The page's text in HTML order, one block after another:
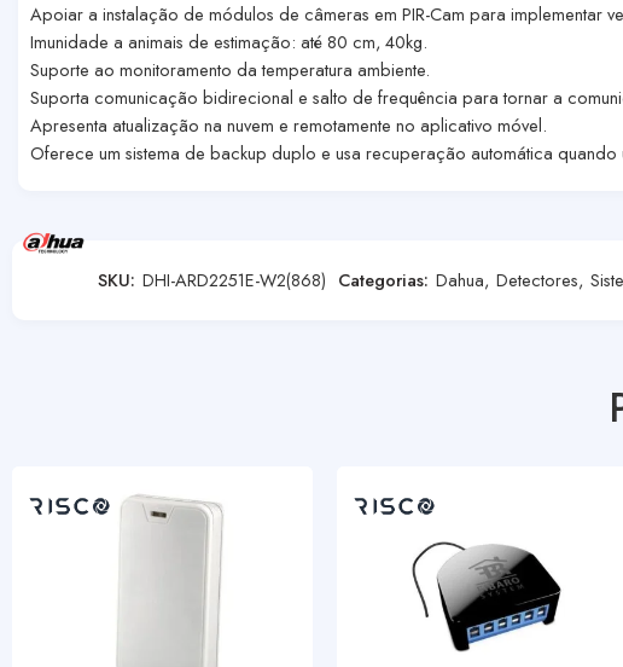
Apoiar a instalação de módulos de câmeras em PIR-Cam para implementar
Imunidade a animais de estimação: até 80 cm, 40kg.
Suporte ao monitoramento da temperatura ambiente.
Suporta comunicação bidirecional e salto de frequência para tornar a
Apresenta atualização na nuvem e remotamente no aplicativo móvel.
Oferece um sistema de backup duplo e usa recuperação automática quando
SKU: DHI-ARD2251E-W2(868) Categorias: Dahua, Detectores,